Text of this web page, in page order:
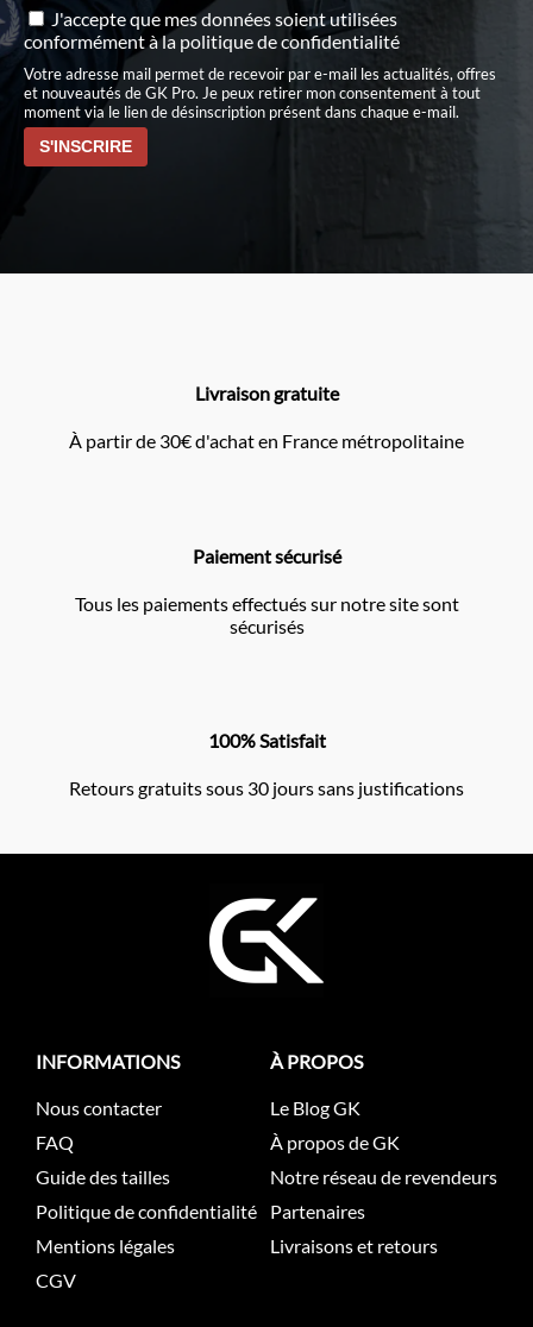
J'accepte que mes données soient utilisées
conformément àla politique de confidentialité
Votre adresse mail permet de recevoir par e-mail les actualités, offres
et nouveautés de GK Pro. Je peux retirer mon consentement à tout
moment via le lien de désinscription présent dans chaque e-mail.
Livraison gratuite
À partir de 30€ d'achat en France métropolitaine
Paiement sécurisé
Tous les paiements effectués sur notre site sont
sécurisés
100% Satisfait
Retours gratuits sous 30 jours sans justifications
INFORMATIONS
Nous contacter
FAQ
Guide des tailles
Politique de confidentialité
Mentions légales
CGV
À PROPOS
Le Blog GK
À propos de GK
Notre réseau de revendeurs
Partenaires
Livraisons et retours